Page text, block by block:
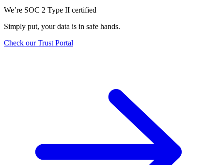
We’re SOC 2 Type II certified
Simply put, your data is in safe hands.
Check our Trust Portal